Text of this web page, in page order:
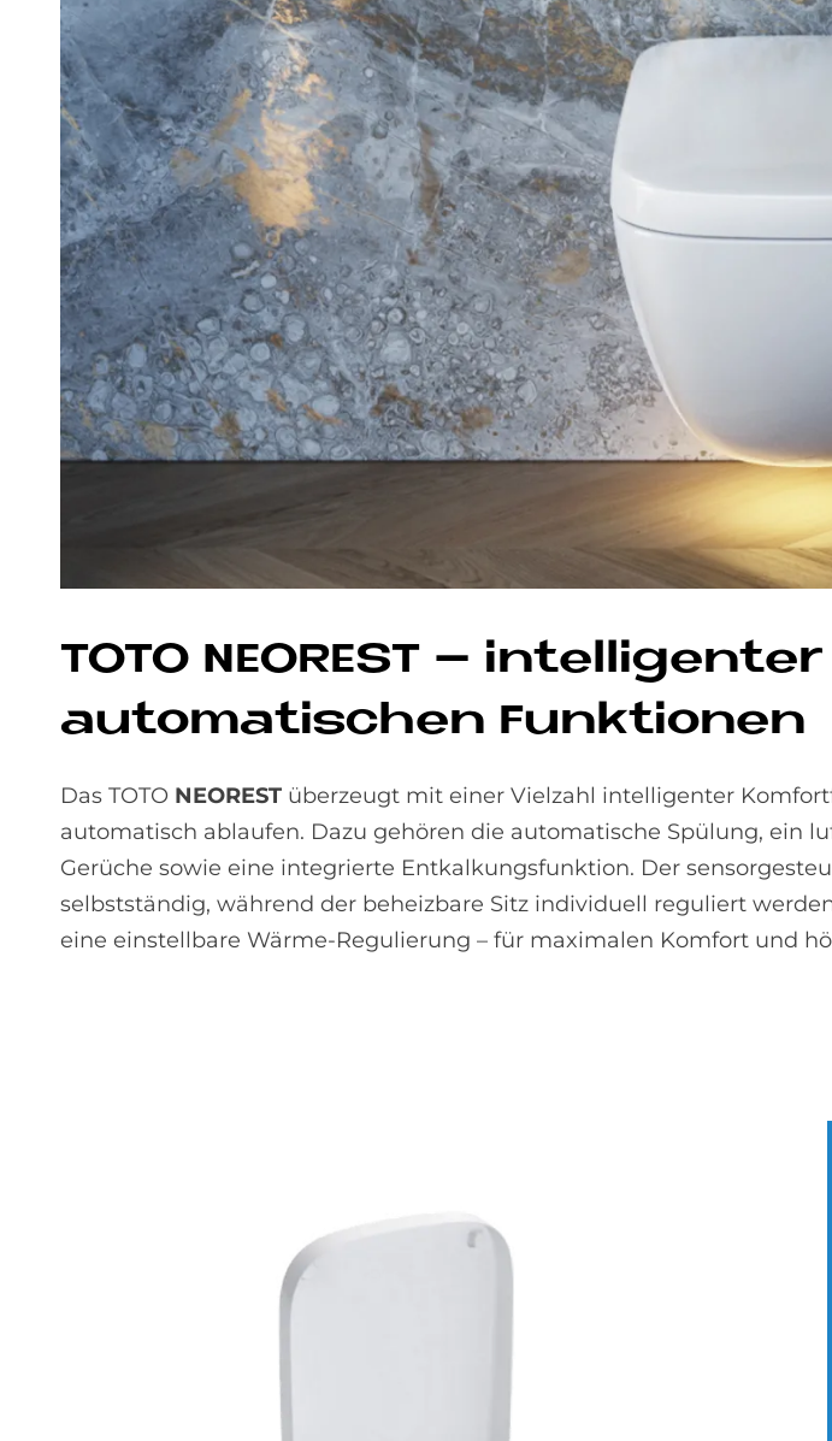
TOTO NEO­REST –
au­to­ma­ti­schen Funk­tio­nen
Das TOTO NEOREST überzeugt mit einer Vielzahl intelligenter
automatisch ablaufen. Dazu gehören die automatische Spülung, ein
Gerüche sowie eine integrierte Entkalkungsfunktion. Der
selbstständig, während der beheizbare Sitz individuell reguliert
eine einstellbare Wärme-Regulierung – für maximalen Komfort und